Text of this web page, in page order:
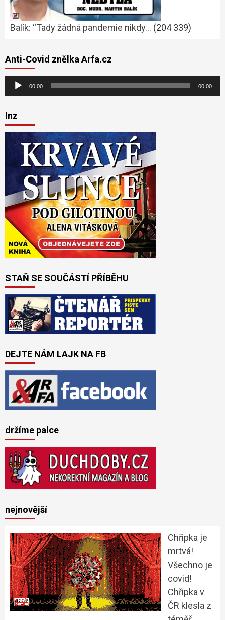
Balík: “Tady žádná pandemie nikdy… (204 339)
Anti-Covid znělka Arfa.cz
Audio
přehrávač
00:00 00:00
Inz
STAŇ SE SOUČÁSTÍ PŘÍBĚHU
DEJTE NÁM LAJK NA FB
držíme palce
nejnovější
Chřipka je
mrtvá!
Všechno je
covid!
Chřipka v
ČR klesla z